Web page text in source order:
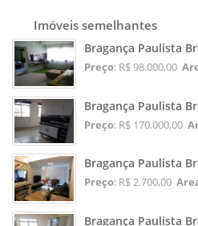
Imóveis semelhantes
Bragança Paulista
Preço: R$ 98.000,00
Bragança Paulista
Preço: R$ 170.000,00
Bragança Paulista
Preço: R$ 2.700,00
Bragança Paulista